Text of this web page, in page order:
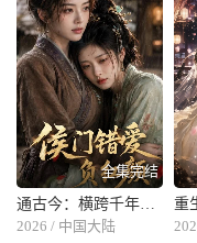
全集完结
2026 / 中国大陆
重